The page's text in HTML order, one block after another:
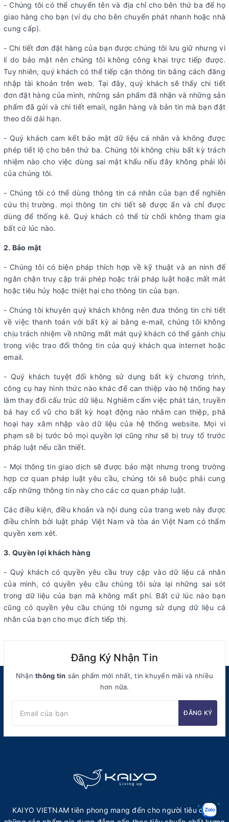
- Chúng tôi có thể chuyển tên và địa chỉ cho bên thứ ba để họ
giao hàng cho bạn (ví dụ cho bên chuyển phát nhanh hoặc nhà
cung cấp).
- Chi tiết đơn đặt hàng của bạn được chúng tôi lưu giữ nhưng vì
lí do bảo mật nên chúng tôi không công khai trực tiếp được.
Tuy nhiên, quý khách có thể tiếp cận thông tin bằng cách đăng
nhập tài khoản trên web. Tại đây, quý khách sẽ thấy chi tiết
đơn đặt hàng của mình, những sản phẩm đã nhận và những sản
phẩm đã gửi và chi tiết email, ngân hàng và bản tin mà bạn đặt
theo dõi dài hạn.
- Quý khách cam kết bảo mật dữ liệu cá nhân và không được
phép tiết lộ cho bên thứ ba. Chúng tôi không chịu bất kỳ trách
nhiệm nào cho việc dùng sai mật khẩu nếu đây không phải lỗi
của chúng tôi.
- Chúng tôi có thể dùng thông tin cá nhân của bạn để nghiên
cứu thị trường. mọi thông tin chi tiết sẽ được ẩn và chỉ được
dùng để thống kê. Quý khách có thể từ chối không tham gia
bất cứ lúc nào.
2. Bảo mật
- Chúng tôi có biện pháp thích hợp về kỹ thuật và an ninh để
ngăn chặn truy cập trái phép hoặc trái pháp luật hoặc mất mát
hoặc tiêu hủy hoặc thiệt hại cho thông tin của bạn.
- Chúng tôi khuyên quý khách không nên đưa thông tin chi tiết
về việc thanh toán với bất kỳ ai bằng e-mail, chúng tôi không
chịu trách nhiệm về những mất mát quý khách có thể gánh chịu
trong việc trao đổi thông tin của quý khách qua internet hoặc
email.
- Quý khách tuyệt đối không sử dụng bất kỳ chương trình,
công cụ hay hình thức nào khác để can thiệp vào hệ thống hay
làm thay đổi cấu trúc dữ liệu. Nghiêm cấm việc phát tán, truyền
bá hay cổ vũ cho bất kỳ hoạt động nào nhằm can thiệp, phá
hoại hay xâm nhập vào dữ liệu của hệ thống website. Mọi vi
phạm sẽ bị tước bỏ mọi quyền lợi cũng như sẽ bị truy tố trước
pháp luật nếu cần thiết.
- Mọi thông tin giao dịch sẽ được bảo mật nhưng trong trường
hợp cơ quan pháp luật yêu cầu, chúng tôi sẽ buộc phải cung
cấp những thông tin này cho các cơ quan pháp luật.
Các điều kiện, điều khoản và nội dung của trang web này được
điều chỉnh bởi luật pháp Việt Nam và tòa án Việt Nam có thẩm
quyền xem xét.
3. Quyền lợi khách hàng
- Quý khách có quyền yêu cầu truy cập vào dữ liệu cá nhân
của mình, có quyền yêu cầu chúng tôi sửa lại những sai sót
trong dữ liệu của bạn mà không mất phí. Bất cứ lúc nào bạn
cũng có quyền yêu cầu chúng tôi ngưng sử dụng dữ liệu cá
nhân của bạn cho mục đích tiếp thị.
Đăng Ký Nhận Tin
Nhậnthông tin sản phẩm mới nhất, tin khuyến mãi và nhiều
hơn nữa.
ĐĂNG KÝ
KAIYO VIETNAM tiên phong mang đến cho người tiêu dùng